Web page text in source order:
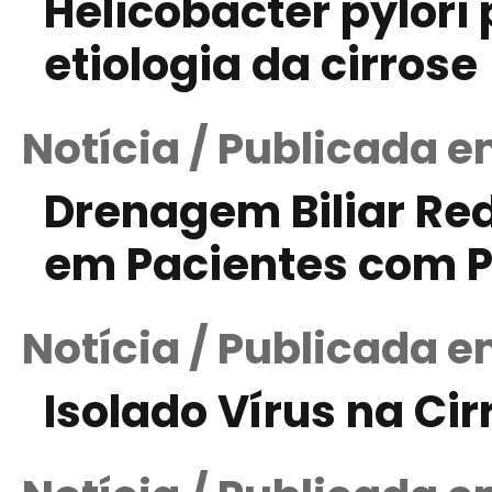
etiologia da cirrose
Notícia / Publicada
Drenagem Biliar
em Pacientes com
Notícia / Publicada
Isolado Vírus na